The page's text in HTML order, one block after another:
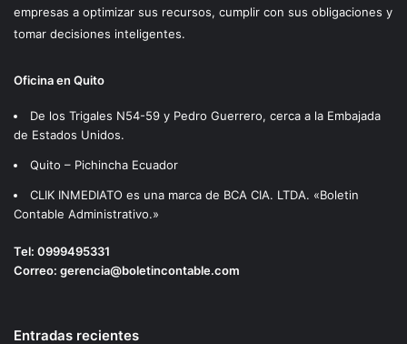
empresas a optimizar sus recursos, cumplir con sus obligaciones y
tomar decisiones inteligentes.
Oficina en Quito
De los Trigales N54-59 y Pedro Guerrero, cerca a la Embajada
de Estados Unidos.
Quito – Pichincha Ecuador
CLIK INMEDIATO es una marca de BCA CIA. LTDA. «Boletin
Contable Administrativo.»
Tel: 0999495331
Correo: gerencia@boletincontable.com
Entradas recientes